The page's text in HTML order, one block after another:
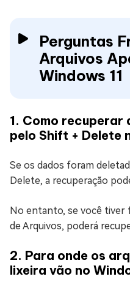
Perguntas
Arquivos
Windows 11
1. Como recuperar
pelo Shift + Delete
Se os dados foram
Delete, a recuperação
No entanto, se você
de Arquivos, poderá
2. Para onde os
lixeira vão no